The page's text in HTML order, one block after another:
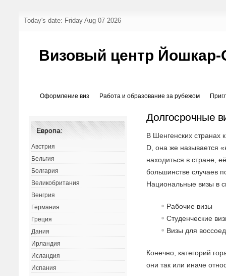
Today's date: Friday Aug 07 2026
Визовый центр
Оформление виз Работа и образование за рубежом
Долгосрочные
В Шенгенских странах
D, она же называется
находиться в стране,
большинстве случаев
Национальные визы в
Рабочие визы
Студенческие
Визы для
Конечно, категорий
они так или иначе
Европа:
Австрия
Бельгия
Болгария
Великобритания
Венгрия
Германия
Греция
Дания
Ирландия
Исландия
Испания